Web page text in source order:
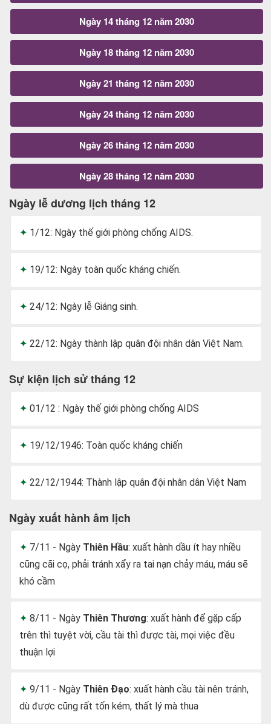
Ngày 14 tháng 12 năm 2030
Ngày 18 tháng 12 năm 2030
Ngày 21 tháng 12 năm 2030
Ngày 24 tháng 12 năm 2030
Ngày 26 tháng 12 năm 2030
Ngày 28 tháng 12 năm 2030
Ngày lễ dương lịch tháng 12
1/12: Ngày thế giới phòng chống AIDS.
19/12: Ngày toàn quốc kháng chiến.
24/12: Ngày lễ Giáng sinh.
22/12: Ngày thành lập quân đội nhân dân Việt Nam.
Sự kiện lịch sử tháng 12
01/12 : Ngày thế giới phòng chống AIDS
19/12/1946: Toàn quốc kháng chiến
22/12/1944: Thành lập quân đội nhân dân Việt Nam
Ngày xuất hành âm lịch
7/11 - Ngày Thiên Hầu: xuất hành dầu ít hay nhiều
cũng cãi cọ, phải tránh xẩy ra tai nạn chảy máu, máu sẽ
khó cầm
8/11 - Ngày Thiên Thương: xuất hành để gặp cấp
trên thì tuyệt vời, cầu tài thì được tài, mọi việc đều
thuận lợi
9/11 - Ngày Thiên Đạo: xuất hành cầu tài nên tránh,
dù được cũng rất tốn kém, thất lý mà thua